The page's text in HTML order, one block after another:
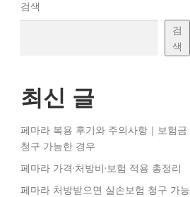
검색
검
색
최신 글
페마라 복용 후기와 주의사항｜보험금
청구 가능한 경우
페마라 가격·처방비·보험 적용 총정리
페마라 처방받으면 실손보험 청구 가능